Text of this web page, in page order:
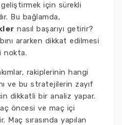
için sürekli
Bu bağlamda,
nasıl başarıyı getirir?
ararken dikkat edilmesi
nokta.
rakiplerinin hangi
ve bu stratejilerin zayıf
dikkatli bir analiz yapar.
öncesi ve maç içi
Maç sırasında yapılan